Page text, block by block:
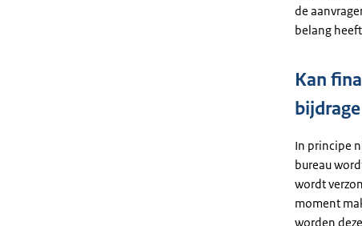
de
belang
Kan
In principe
bureau
wordt
moment
worden